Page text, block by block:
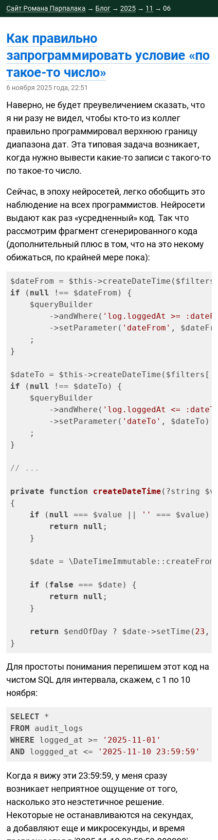
Сайт Романа Парпалака → Блог →2025 → 11 →06
Как правильно
запрограммировать условие «по
такое-то число»
6 ноября 2025 года, 22:51
Наверно, не будет преувеличением сказать, что
я ни разу не видел, чтобы кто-то из коллег
правильно программировал верхнюю границу
диапазона дат. Эта типовая задача возникает,
когда нужно вывести какие-тозаписи стакого-то
потакое-точисло.
Сейчас, в эпоху нейросетей, легко обобщить это
наблюдение на всех программистов. Нейросети
выдают как раз «усредненный» код. Так что
рассмотрим фрагмент сгенерированного кода
(дополнительный плюс в том, что на это некому
обижаться, по крайней мере пока):
$dateFrom = $this-
if ( null !== $dateFrom) {
    $queryBuilder
        ->andWhere(
'log.loggedAt >=
        ->setParameter(
'dateFrom' ,
    ;
}
$dateTo = $this->createDateTime($filters[
if ( null !== $dateTo) {
    $queryBuilder
        ->andWhere(
'log.loggedAt <=
        ->setParameter(
'dateTo' , $dateTo)
    ;
}
// ...
private function createDateTime (?string
{
if ( null === $value || ''
=== $value)
return
null ;
    }
$date =
if ( false === $date) {
return
null ;
    }
return $endOfDay ? $date->setTime( 23 ,
Для простоты понимания перепишем этот код на
чистом SQL для интервала, скажем, с 1 по 10
ноября:
SELECT
FROM
WHERE logged_at >=
'2025-11-01'
AND loggged_at <= '2025-11-10 23:59:59'
Когда я вижу эти 23:59:59, у меня сразу
возникает неприятное ощущение от того,
насколько это неэстетичное решение.
Некоторые не останавливаются на секундах,
а добавляют еще и микросекунды, и время